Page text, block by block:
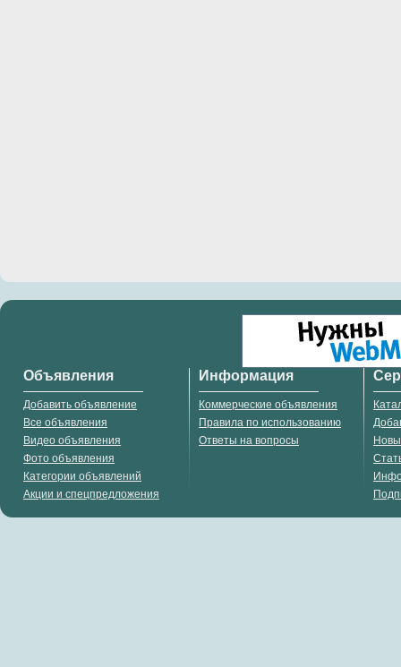
Объявления
Добавить объявление
Все объявления
Видео объявления
Фото объявления
Категории объявлений
Акции и спецпредложения
Информация
Коммерческие объявления
Правила по использованию
Ответы на вопросы